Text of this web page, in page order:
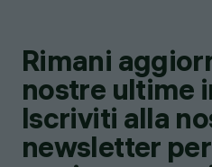
Rimani
nostre ultime
Iscriviti alla
newsletter